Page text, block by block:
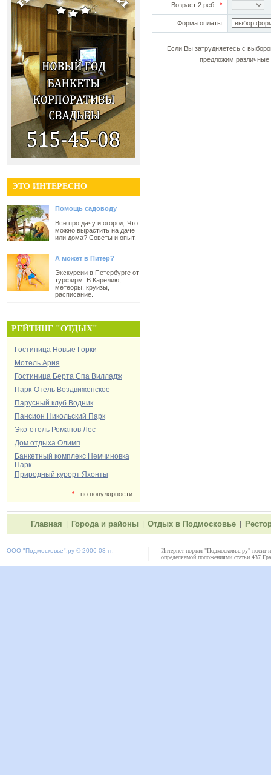
ЭТО ИНТЕРЕСНО
Помощь садоводу
Все про дачу и огород. Что
можно вырастить на даче
или дома? Советы и опыт.
А может в Питер?
Экскурсии в Петербурге от
турфирм. В Карелию,
метеоры, круизы,
расписание.
РЕЙТИНГ "ОТДЫХ"
Гостиница Новые Горки
Мотель Ария
Гостиница Берта Спа Вилладж
Парк-Отель Воздвиженское
Парусный клуб Водник
Пансион Никольский Парк
Эко-отель Романов Лес
Дом отдыха Олимп
Банкетный комплекс Немчиновка
Парк
Природный курорт Яхонты
*- по популярности
Возраст 2 реб.: *:
Форма оплаты:
Если Вы затрудняетесь с
предложим различные
Главная Города и районы Отдых в Подмосковье
ООО "Подмосковье" .ру © 2006-08 гг.
Интернет портал "Подмосковье.ру" носит
определяемой положениями статьи 437